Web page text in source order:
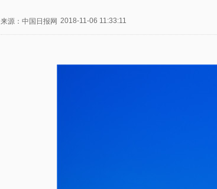
来源：中国日报网 2018-11-06 11:33:11